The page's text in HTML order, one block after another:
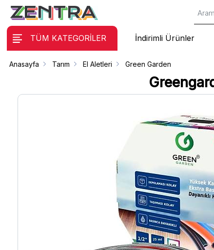
TÜM KATEGORİLER İndirimli Ürünler
Anasayfa Tarım El Aletleri Green Garden